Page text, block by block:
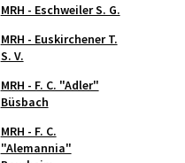
MRH - Eschweiler S. G.
MRH - Euskirchener T.
S. V.
MRH - F. C. "Adler"
Büsbach
MRH - F. C.
"Alemannia"